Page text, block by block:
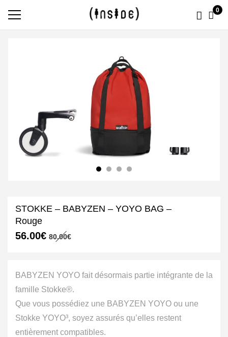
0
STOKKE – BABYZEN – YOYO BAG –
Rouge
80.00€Le
80.00€.
56.00€ Le
56.00€.
BABYZEN YOYO fait désormais partie intégrante de la
famille Stokke®.
Que vous possédiez une BABYZEN YOYO ou une
Stokke YOYO³, soyez assurés qu’elles restent
entièrement compatibles.